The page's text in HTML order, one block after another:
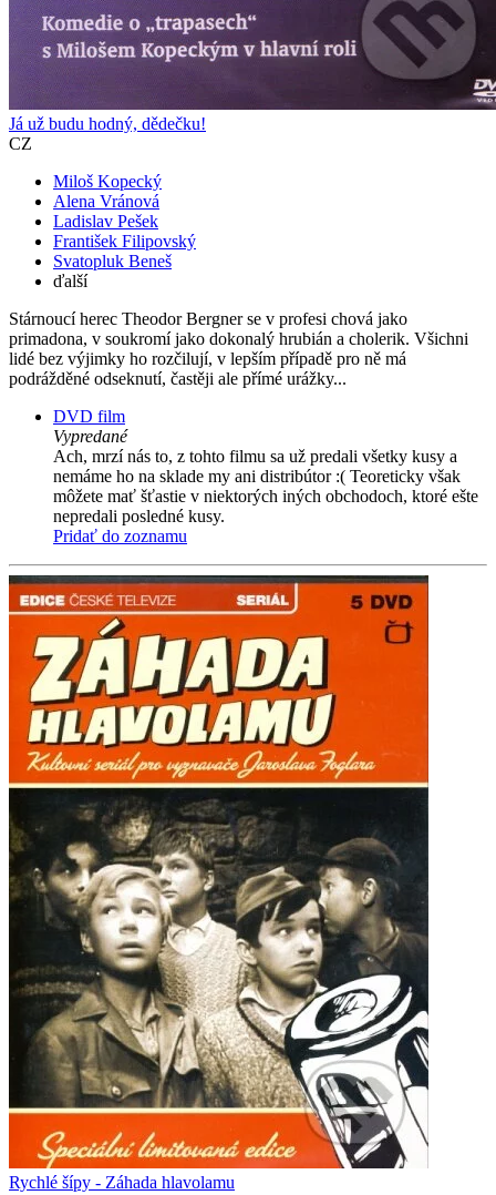
Já už budu hodný, dědečku!
CZ
Miloš Kopecký
Alena Vránová
Ladislav Pešek
František Filipovský
Svatopluk Beneš
ďalší
Stárnoucí herec Theodor Bergner se v profesi chová jako
primadona, v soukromí jako dokonalý hrubián a cholerik. Všichni
lidé bez výjimky ho rozčilují, v lepším případě pro ně má
podrážděné odseknutí, častěji ale přímé urážky...
DVD film
Vypredané
Ach, mrzí nás to, z tohto filmu sa už predali všetky kusy a
nemáme ho na sklade my ani distribútor :( Teoreticky však
môžete mať šťastie v niektorých iných obchodoch, ktoré ešte
nepredali posledné kusy.
Pridať do zoznamu
Rychlé šípy - Záhada hlavolamu